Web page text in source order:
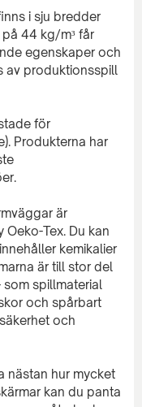
i sju bredder
44 kg/m³ får
egenskaper och
av produktionsspill
för
Produkterna har
är
Tex. Du kan
kemikalier
är till stor del
som spillmaterial
och spårbart
och
nästan hur mycket
kan du panta